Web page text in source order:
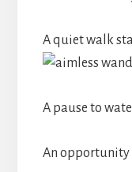
A quiet walk
A pause to
An opportunity